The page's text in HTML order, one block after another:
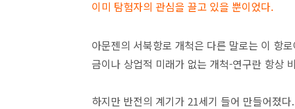
이미 탐험자의 관심을 끌고 있을 뿐이었다.
아문젠의 서북항로 개척은 다른 말로는 이 항
금이나 상업적 미래가 없는 개척-연구란 항상
하지만 반전의 계기가 21세기 들어 만들어졌